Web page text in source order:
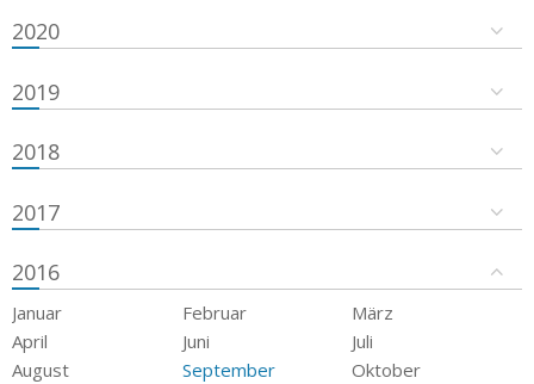
2020
2019
2018
2017
2016
Januar Februar
März
April
Juni
Juli
August
September
Oktober